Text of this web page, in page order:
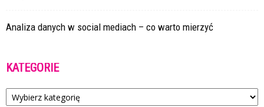
Analiza danych w social mediach – co warto mierzyć
KATEGORIE
Kategorie